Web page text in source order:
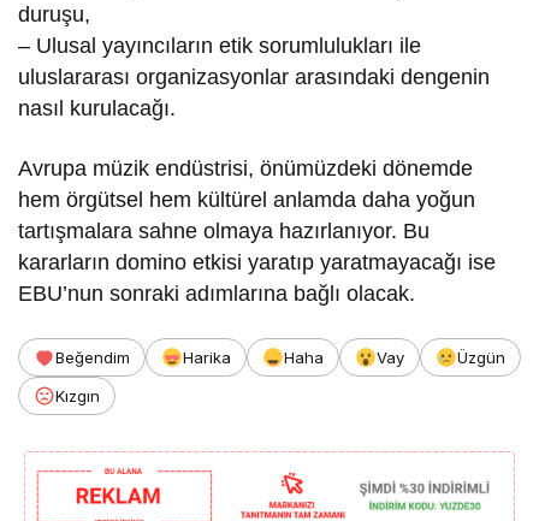
duruşu,
– Ulusal yayıncıların etik sorumlulukları ile
uluslararası organizasyonlar arasındaki dengenin
nasıl kurulacağı.
Avrupa müzik endüstrisi, önümüzdeki dönemde
hem örgütsel hem kültürel anlamda daha yoğun
tartışmalara sahne olmaya hazırlanıyor. Bu
kararların domino etkisi yaratıp yaratmayacağı ise
EBU’nun sonraki adımlarına bağlı olacak.
Beğendim Harika Haha Vay
Üzgün
Kızgın